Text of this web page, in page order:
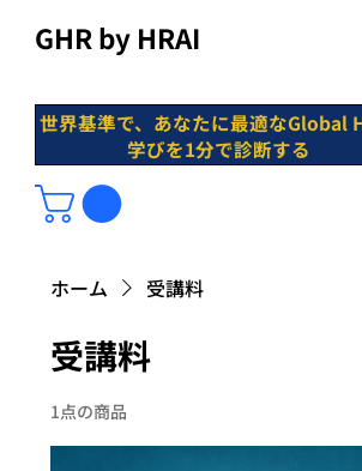
GHR by HRAI
世界基準で、あなたに最適なGlobal
学びを1分で診断する
ホーム 受講料
受講料
1点の商品